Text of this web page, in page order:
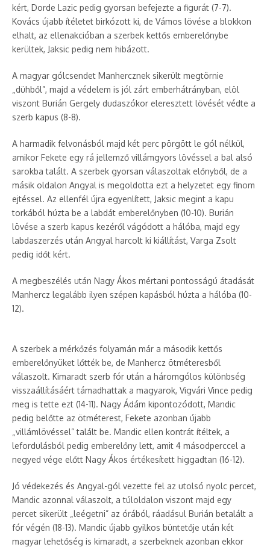
kért, Dorde Lazic pedig gyorsan befejezte a figurát (7-7).
Kovács újabb ítéletet birkózott ki, de Vámos lövése a blokkon
elhalt, az ellenakcióban a szerbek kettős emberelőnybe
kerültek, Jaksic pedig nem hibázott.
A magyar gólcsendet Manhercznek sikerült megtörnie
„dühből”, majd a védelem is jól zárt emberhátrányban, elöl
viszont Burián Gergely dudaszókor eleresztett lövését védte a
szerb kapus (8-8).
A harmadik felvonásból majd két perc pörgött le gól nélkül,
amikor Fekete egy rá jellemző villámgyors lövéssel a bal alsó
sarokba talált. A szerbek gyorsan válaszoltak előnyből, de a
másik oldalon Angyal is megoldotta ezt a helyzetet egy finom
ejtéssel. Az ellenfél újra egyenlített, Jaksic megint a kapu
torkából húzta be a labdát emberelőnyben (10-10). Burián
lövése a szerb kapus kezéről vágódott a hálóba, majd egy
labdaszerzés után Angyal harcolt ki kiállítást, Varga Zsolt
pedig időt kért.
A megbeszélés után Nagy Ákos mértani pontosságú átadását
Manhercz legalább ilyen szépen kapásból húzta a hálóba (10-
12).
A szerbek a mérkőzés folyamán már a második kettős
emberelőnyüket lőtték be, de Manhercz ötméteresből
válaszolt. Kimaradt szerb fór után a háromgólos különbség
visszaállításáért támadhattak a magyarok, Vigvári Vince pedig
meg is tette ezt (14-11). Nagy Ádám kipontozódott, Mandic
pedig belőtte az ötméterest, Fekete azonban újabb
„villámlövéssel” talált be. Mandic ellen kontrát ítéltek, a
lefordulásból pedig emberelőny lett, amit 4 másodperccel a
negyed vége előtt Nagy Ákos értékesített higgadtan (16-12).
Jó védekezés és Angyal-gól vezette fel az utolsó nyolc percet,
Mandic azonnal válaszolt, a túloldalon viszont majd egy
percet sikerült „leégetni” az órából, ráadásul Burián betalált a
fór végén (18-13). Mandic újabb gyilkos büntetője után két
magyar lehetőség is kimaradt, a szerbeknek azonban ekkor